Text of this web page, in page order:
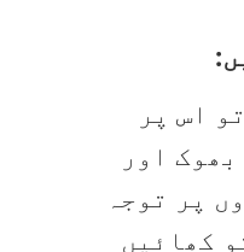
اس پر
اور
پر توجہ
کھائیں